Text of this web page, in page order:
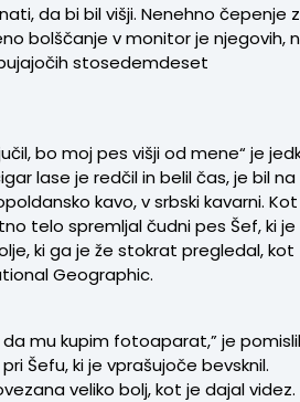
da bi bil višji. Nenehno čepenje
bolščanje v monitor je njegovih,
stosedemdeset
bo moj pes višji od mene“ je
lase je redčil in belil čas, je bil na
kavo, v srbski kavarni. Kot
telo spremljal čudni pes Šef, ki je
ki ga je že stokrat pregledal, kot
Geographic.
mu kupim fotoaparat,” je pomislil
Šefu, ki je vprašujoče bevsknil.
veliko bolj, kot je dajal videz.